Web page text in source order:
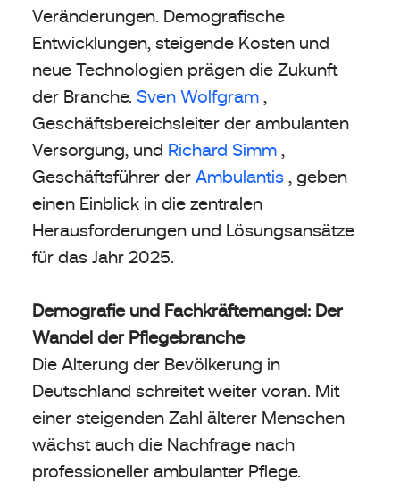
Veränderungen. Demografische
Entwicklungen, steigende Kosten und
neue Technologien prägen die Zukunft
der Branche. Sven Wolfgram
Geschäftsbereichsleiter der ambulanten
Versorgung, und Richard Simm
Geschäftsführer der Ambulantis , geben
einen Einblick in die zentralen
Herausforderungen und Lösungsansätze
für das Jahr 2025.
Demografie und Fachkräftemangel: Der
Wandel der Pflegebranche
Die Alterung der Bevölkerung in
Deutschland schreitet weiter voran. Mit
einer steigenden Zahl älterer Menschen
wächst auch die Nachfrage nach
professioneller ambulanter Pflege.